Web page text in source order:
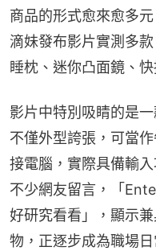
商品的形式愈來愈多
滴妹發布影片實測多
睡枕、迷你凸面鏡、
影片中特別吸睛的是
不僅外型誇張，可當
接電腦，實際具備輸
不少網友留言，「
好研究看看」，顯示
物，正逐步成為職場日